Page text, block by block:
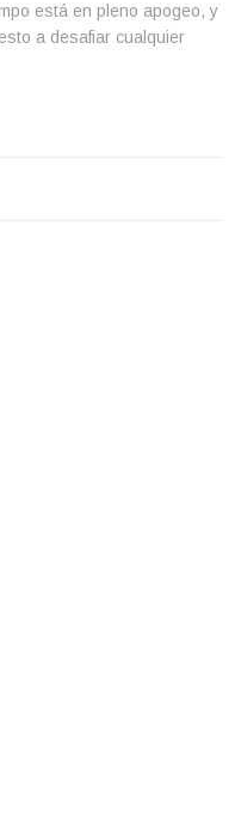
está en pleno apogeo, y
a desafiar cualquier